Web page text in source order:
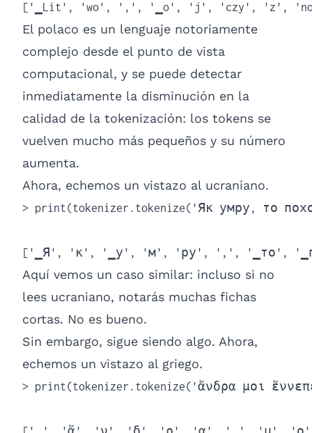
['▁Lit', 'wo', ',', '▁o', 'j', 'czy', 'z',
El polaco es un lenguaje notoriamente
complejo desde el punto de vista
computacional, y se puede detectar
inmediatamente la disminución en la
calidad de la tokenización: los tokens se
vuelven mucho más pequeños y su número
aumenta.
Ahora, echemos un vistazo al ucraniano.
> print(tokenizer.tokenize('Як умру, то
['▁Я', 'к', '▁у', 'м', 'ру', ',', '▁то',
Aquí vemos un caso similar: incluso si no
lees ucraniano, notarás muchas fichas
cortas. No es bueno.
Sin embargo, sigue siendo algo. Ahora,
echemos un vistazo al griego.
> print(tokenizer.tokenize('ἄνδρα μοι